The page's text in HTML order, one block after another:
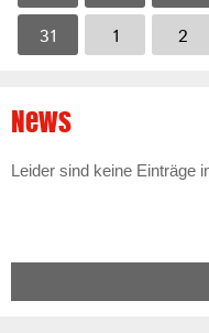
31 1 2
News
Leider sind keine Einträge